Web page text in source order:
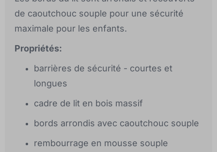
de caoutchouc souple pour une sécurité
maximale pour les enfants.
Propriétés:
barrières de sécurité - courtes et
longues
cadre de lit en bois massif
bords arrondis avec caoutchouc souple
rembourrage en mousse souple